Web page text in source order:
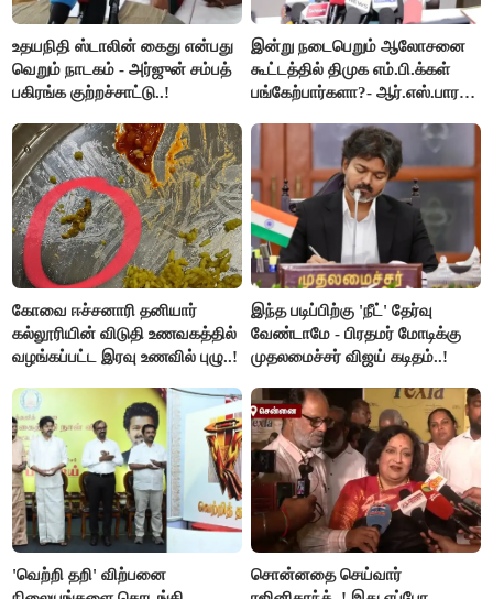
உதயநிதி ஸ்டாலின் கைது என்பது
வெறும் நாடகம் - அர்ஜுன் சம்பத்
பகிரங்க குற்றச்சாட்டு..!
இன்று நடைபெறும் ஆலோசனை
கூட்டத்தில் திமுக எம்.பி.க்கள்
பங்கேற்பார்களா?- ஆர்.எஸ்.பாரதி
கோவை ஈச்சனாரி தனியார்
கல்லூரியின் விடுதி உணவகத்தில்
வழங்கப்பட்ட இரவு உணவில் புழு..!
இந்த படிப்பிற்கு 'நீட்' தேர்வு
வேண்டாமே - பிரதமர் மோடிக்கு
முதலமைச்சர் விஜய் கடிதம்..!
'வெற்றி தறி' விற்பனை
சொன்னதை செய்வார்